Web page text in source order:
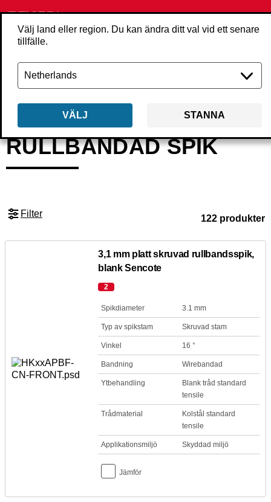
Välj land eller region. Du kan ändra ditt val vid ett senare
tillfälle.
VÄLJ STANNA
Tillbaka Produkter Infästning
RULLBANDAD SPIK
Filter 122 produkter
3,1 mm platt skruvad rullbandsspik,
blank Sencote
2
Spikdiameter 3.1 mm
Typ av spikstam Skruvad stam
Vinkel 16 °
Bandning Wirebandad
Ytbehandling
Blank tråd standard
tensile
Trådmaterial
Kolstål standard
tensile
Applikationsmiljö Skyddad miljö
Jämför